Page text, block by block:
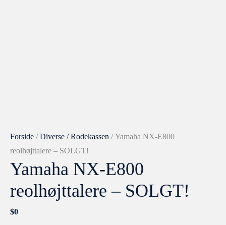
Forside /Diverse / Rodekassen / Yamaha NX-E800
reolhøjttalere – SOLGT!
Yamaha NX-E800
reolhøjttalere – SOLGT!
$0